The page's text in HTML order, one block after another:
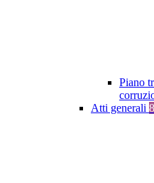
Piano
Atti generali